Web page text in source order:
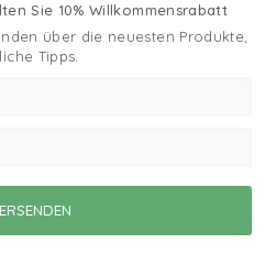
Sie 10% Willkommensrabatt
über die neuesten Produkte,
Tipps.